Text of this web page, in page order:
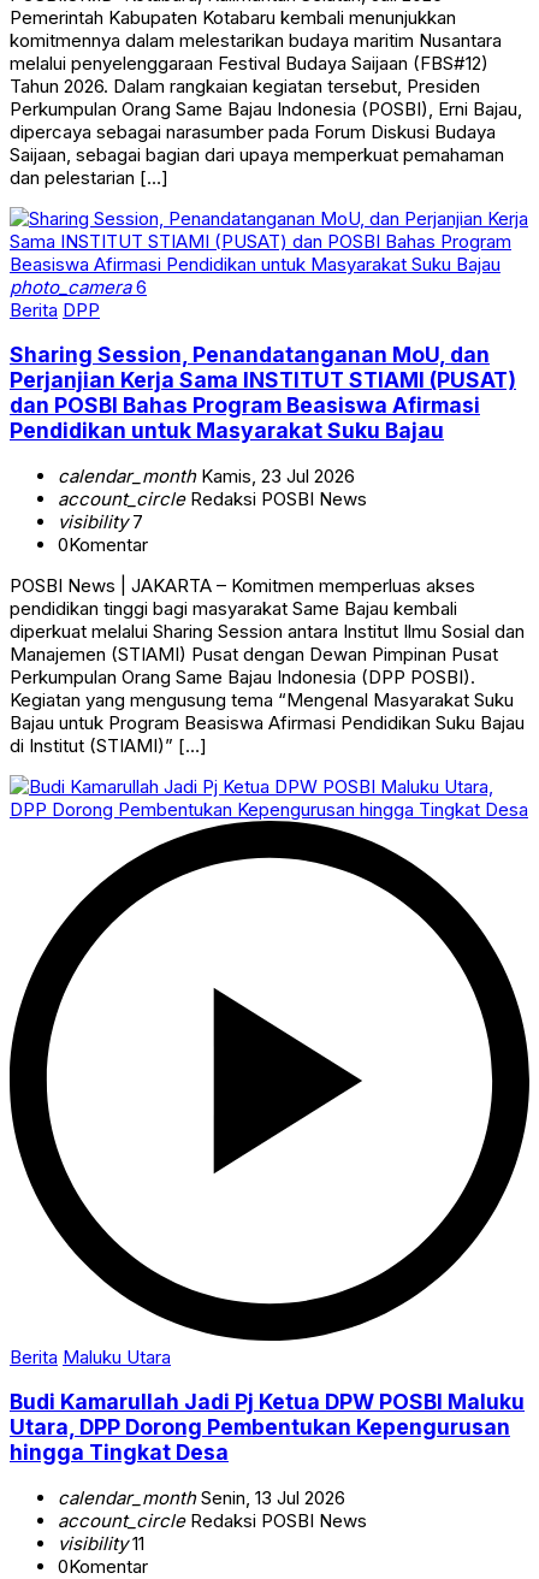
Pemerintah Kabupaten Kotabaru kembali menunjukkan
komitmennya dalam melestarikan budaya maritim Nusantara
melalui penyelenggaraan Festival Budaya Saijaan (FBS#12)
Tahun 2026. Dalam rangkaian kegiatan tersebut, Presiden
Perkumpulan Orang Same Bajau Indonesia (POSBI), Erni Bajau,
dipercaya sebagai narasumber pada Forum Diskusi Budaya
Saijaan, sebagai bagian dari upaya memperkuat pemahaman
dan pelestarian […]
photo_camera6
Berita DPP
Sharing Session, Penandatanganan MoU, dan
Perjanjian Kerja Sama INSTITUT STIAMI (PUSAT)
dan POSBI Bahas Program Beasiswa Afirmasi
Pendidikan untuk Masyarakat Suku Bajau
calendar_monthKamis, 23 Jul 2026
account_circleRedaksi POSBI News
visibility7
0Komentar
POSBI News | JAKARTA – Komitmen memperluas akses
pendidikan tinggi bagi masyarakat Same Bajau kembali
diperkuat melalui Sharing Session antara Institut Ilmu Sosial dan
Manajemen (STIAMI) Pusat dengan Dewan Pimpinan Pusat
Perkumpulan Orang Same Bajau Indonesia (DPP POSBI).
Kegiatan yang mengusung tema “Mengenal Masyarakat Suku
Bajau untuk Program Beasiswa Afirmasi Pendidikan Suku Bajau
di Institut (STIAMI)” […]
Berita Maluku Utara
Budi Kamarullah Jadi Pj Ketua DPW POSBI Maluku
Utara, DPP Dorong Pembentukan Kepengurusan
hingga Tingkat Desa
calendar_monthSenin, 13 Jul 2026
account_circleRedaksi POSBI News
visibility11
0Komentar